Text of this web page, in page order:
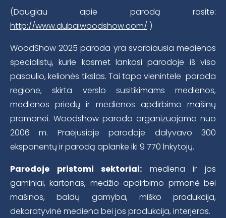
(Daugiau apie parodą rasite:
http://www.dubaiwoodshow.com/ )
WoodShow 2025 paroda yra svarbiausia medienos
specialistų, kurie kasmet lankosi parodoje iš viso
pasaulio, kelionės tikslas. Tai tapo vienintele paroda
regione, skirta verslo susitikimams medienos,
medienos priedų ir medienos apdirbimo mašinų
pramonei. Woodshow paroda organizuojama nuo
2006 m. Praėjusioje parodoje dalyvavo 300
eksponentų ir parodą aplanke iki 9 770 lnkytojų.
Parodoje pristomi sektoriai: mediena ir jos
gaminiai, kartonas, medžio apdirbimo prmonė bei
mašinos, baldų gamyba, miško produkcija,
dekoratyvinė mediena bei jos produkcija, interjeras.